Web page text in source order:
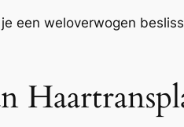
een weloverwogen